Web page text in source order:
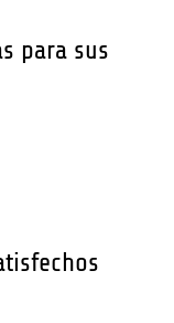
para sus